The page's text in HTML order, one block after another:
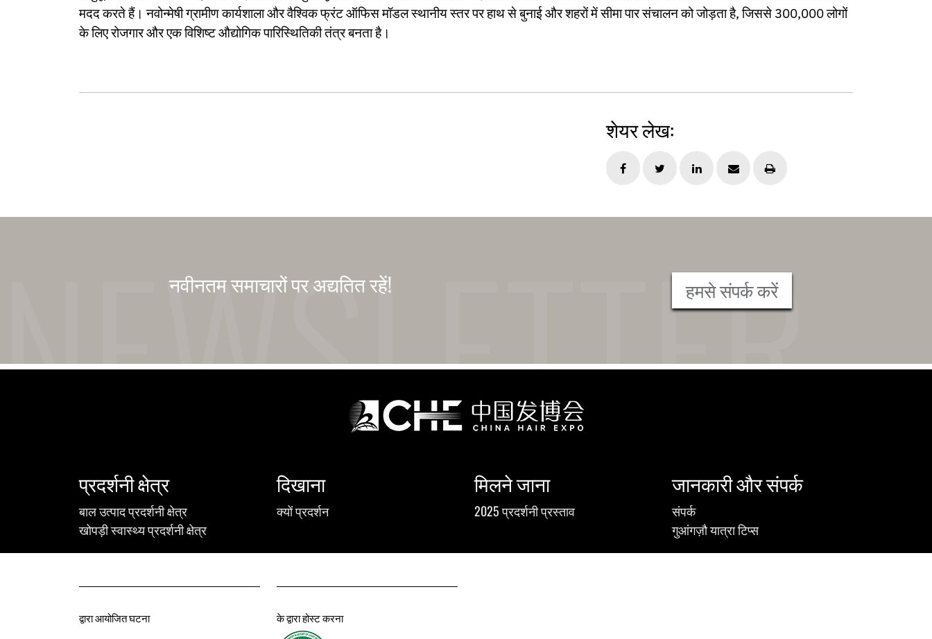
मदद करते हैं। नवोन्मेषी ग्रामीण कार्यशाला और वैश्विक फ्रंट ऑफिस मॉडल स्थानीय स्तर पर हाथ से बुनाई और शहरों में सीमा पार संचालन को जोड़ता है, जिससे 300,000 लोगों
के लिए रोजगार और एक विशिष्ट औद्योगिक पारिस्थितिकी तंत्र बनता है।
शेयर लेख:
नवीनतम समाचारों पर अद्यतित रहें! हमसे संपर्क करें
प्रदर्शनी क्षेत्र
बाल उत्पाद प्रदर्शनी क्षेत्र
खोपड़ी स्वास्थ्य प्रदर्शनी क्षेत्र
दिखाना
क्यों प्रदर्शन
मिलने जाना
2025 प्रदर्शनी प्रस्ताव
जानकारी और संपर्क
संपर्क
गुआंगज़ौ यात्रा टिप्स
द्वारा आयोजित घटना के द्वारा होस्ट करना